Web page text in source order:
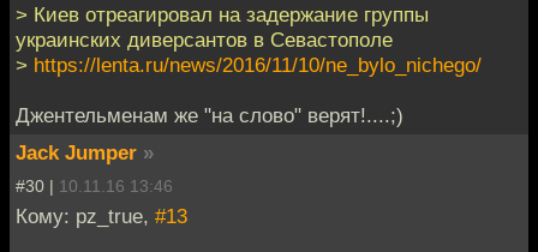
> Киев отреагировал на задержание группы
украинских диверсантов в Севастополе
> https://lenta.ru/news/2016/11/10/ne_bylo_nichego/
Джентельменам же "на слово" верят!....;)
Jack Jumper »
#30 | 10.11.16 13:46
Кому: pz_true, #13